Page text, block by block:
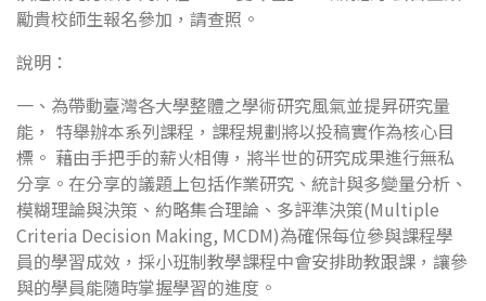
勵貴校師生報名參加，請查照。
說明：
一、為帶動臺灣各大學整體之學術研究風氣並提昇研究量
能， 特舉辦本系列課程，課程規劃將以投稿實作為核心目
標。 藉由手把手的薪火相傳，將半世的研究成果進行無私
分享。在分享的議題上包括作業研究、統計與多變量分析、
模糊理論與決策、約略集合理論、多評準決策(Multiple
Criteria Decision Making, MCDM)為確保每位參與課程學
員的學習成效，採小班制教學課程中會安排助教跟課，讓參
與的學員能隨時掌握學習的進度。